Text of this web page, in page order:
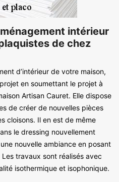
intérieur
de chez
d’intérieur de votre maison,
en soumettant le projet à
Artisan Cauret. Elle dispose
de créer de nouvelles pièces
cloisons. Il en est de même
le dressing nouvellement
nouvelle ambiance en posant
travaux sont réalisés avec
isothermique et isophonique.